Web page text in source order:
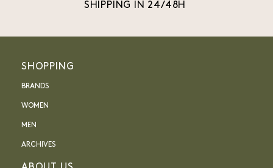
SHIPPING IN 24/48H
SHOPPING
BRANDS
WOMEN
MEN
ARCHIVES